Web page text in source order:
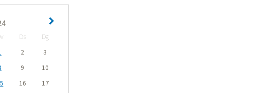
Ds
Dg
2
3
9
10
16
17